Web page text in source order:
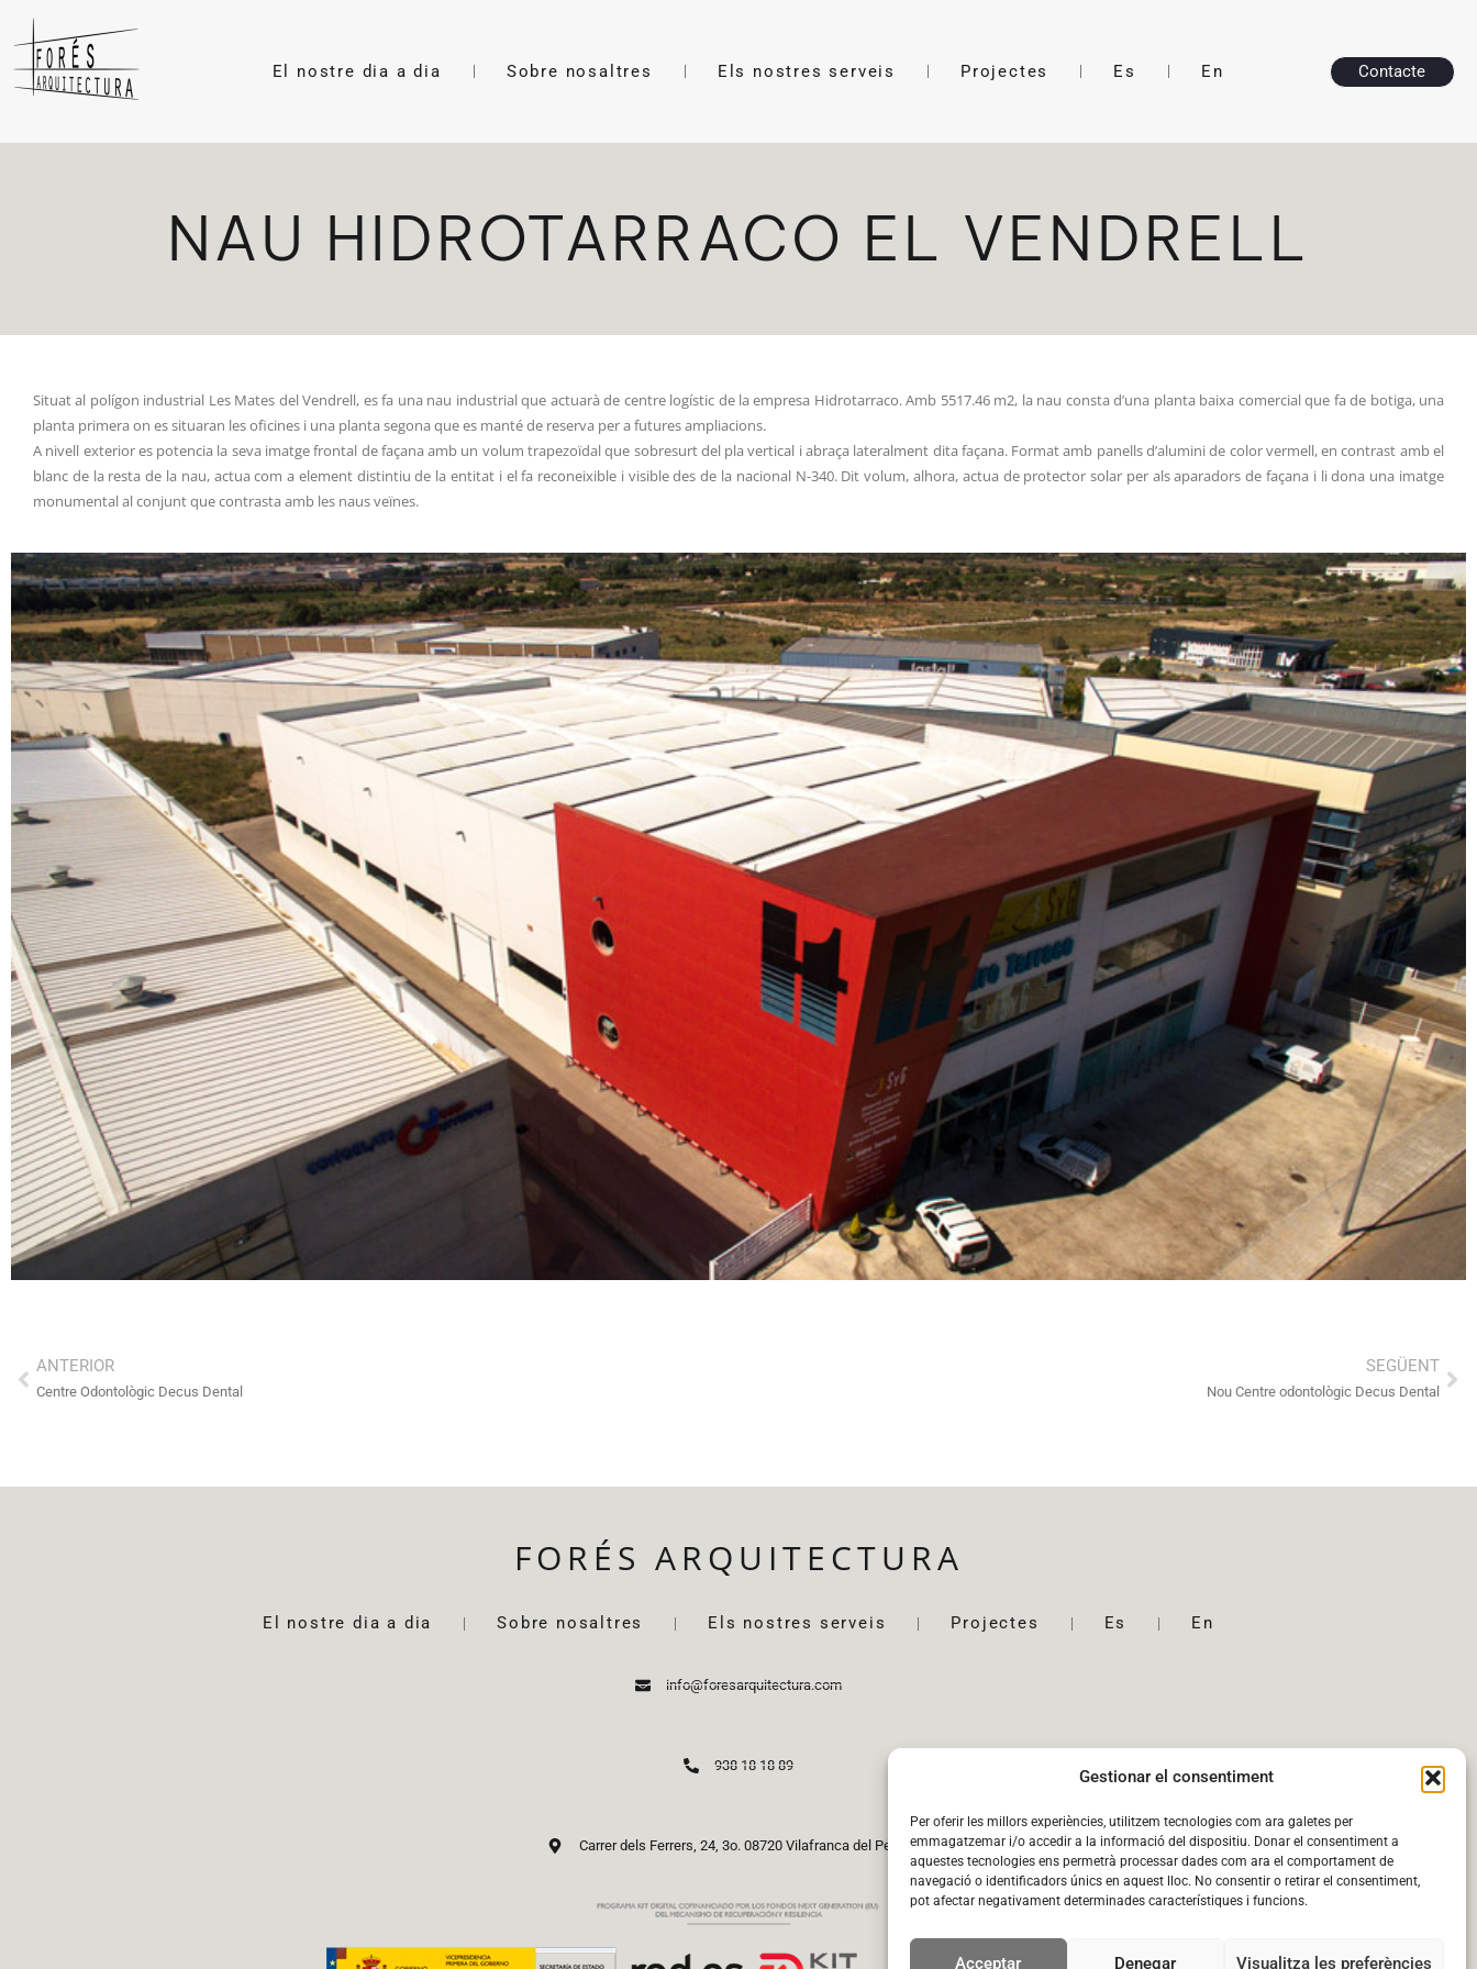
Gestionar el consentiment
Per oferir les millors experiències, utilitzem tecnologies com ara galetes per
emmagatzemar i/o accedir a la informació del dispositiu. Donar el consentiment a
aquestes tecnologies ens permetrà processar dades com ara el comportament de
navegació o identificadors únics en aquest lloc. No consentir o retirar el consentiment,
pot afectar negativament determinades característiques i funcions.
Acceptar Denegar Visualitza les preferències
El nostre dia a dia Sobre nosaltres Els nostres serveis Projectes Es En Contacte
NAU HIDROTARRACO EL VENDRELL
Situat al polígon industrial Les Mates del Vendrell, es fa una nau industrial que actuarà de centre logístic de la empresa Hidrotarraco. Amb 5517.46 m2, la nau consta d’una planta baixa comercial que fa de botiga, una
planta primera on es situaran les oficines i una planta segona que es manté de reserva per a futures ampliacions.
A nivell exterior es potencia la seva imatge frontal de façana amb un volum trapezoïdal que sobresurt del pla vertical i abraça lateralment dita façana. Format amb panells d’alumini de color vermell, en contrast amb el
blanc de la resta de la nau, actua com a element distintiu de la entitat i el fa reconeixible i visible des de la nacional N-340. Dit volum, alhora, actua de protector solar per als aparadors de façana i li dona una imatge
monumental al conjunt que contrasta amb les naus veïnes.
ANTERIOR
Centre Odontològic Decus Dental
SEGÜENT
Nou Centre odontològic Decus Dental
FORÉS ARQUITECTURA
El nostre dia a dia Sobre nosaltres Els nostres serveis Projectes Es En
info@foresarquitectura.com
938 18 18 89
Carrer dels Ferrers, 24, 3o. 08720 Vilafranca del Penedès